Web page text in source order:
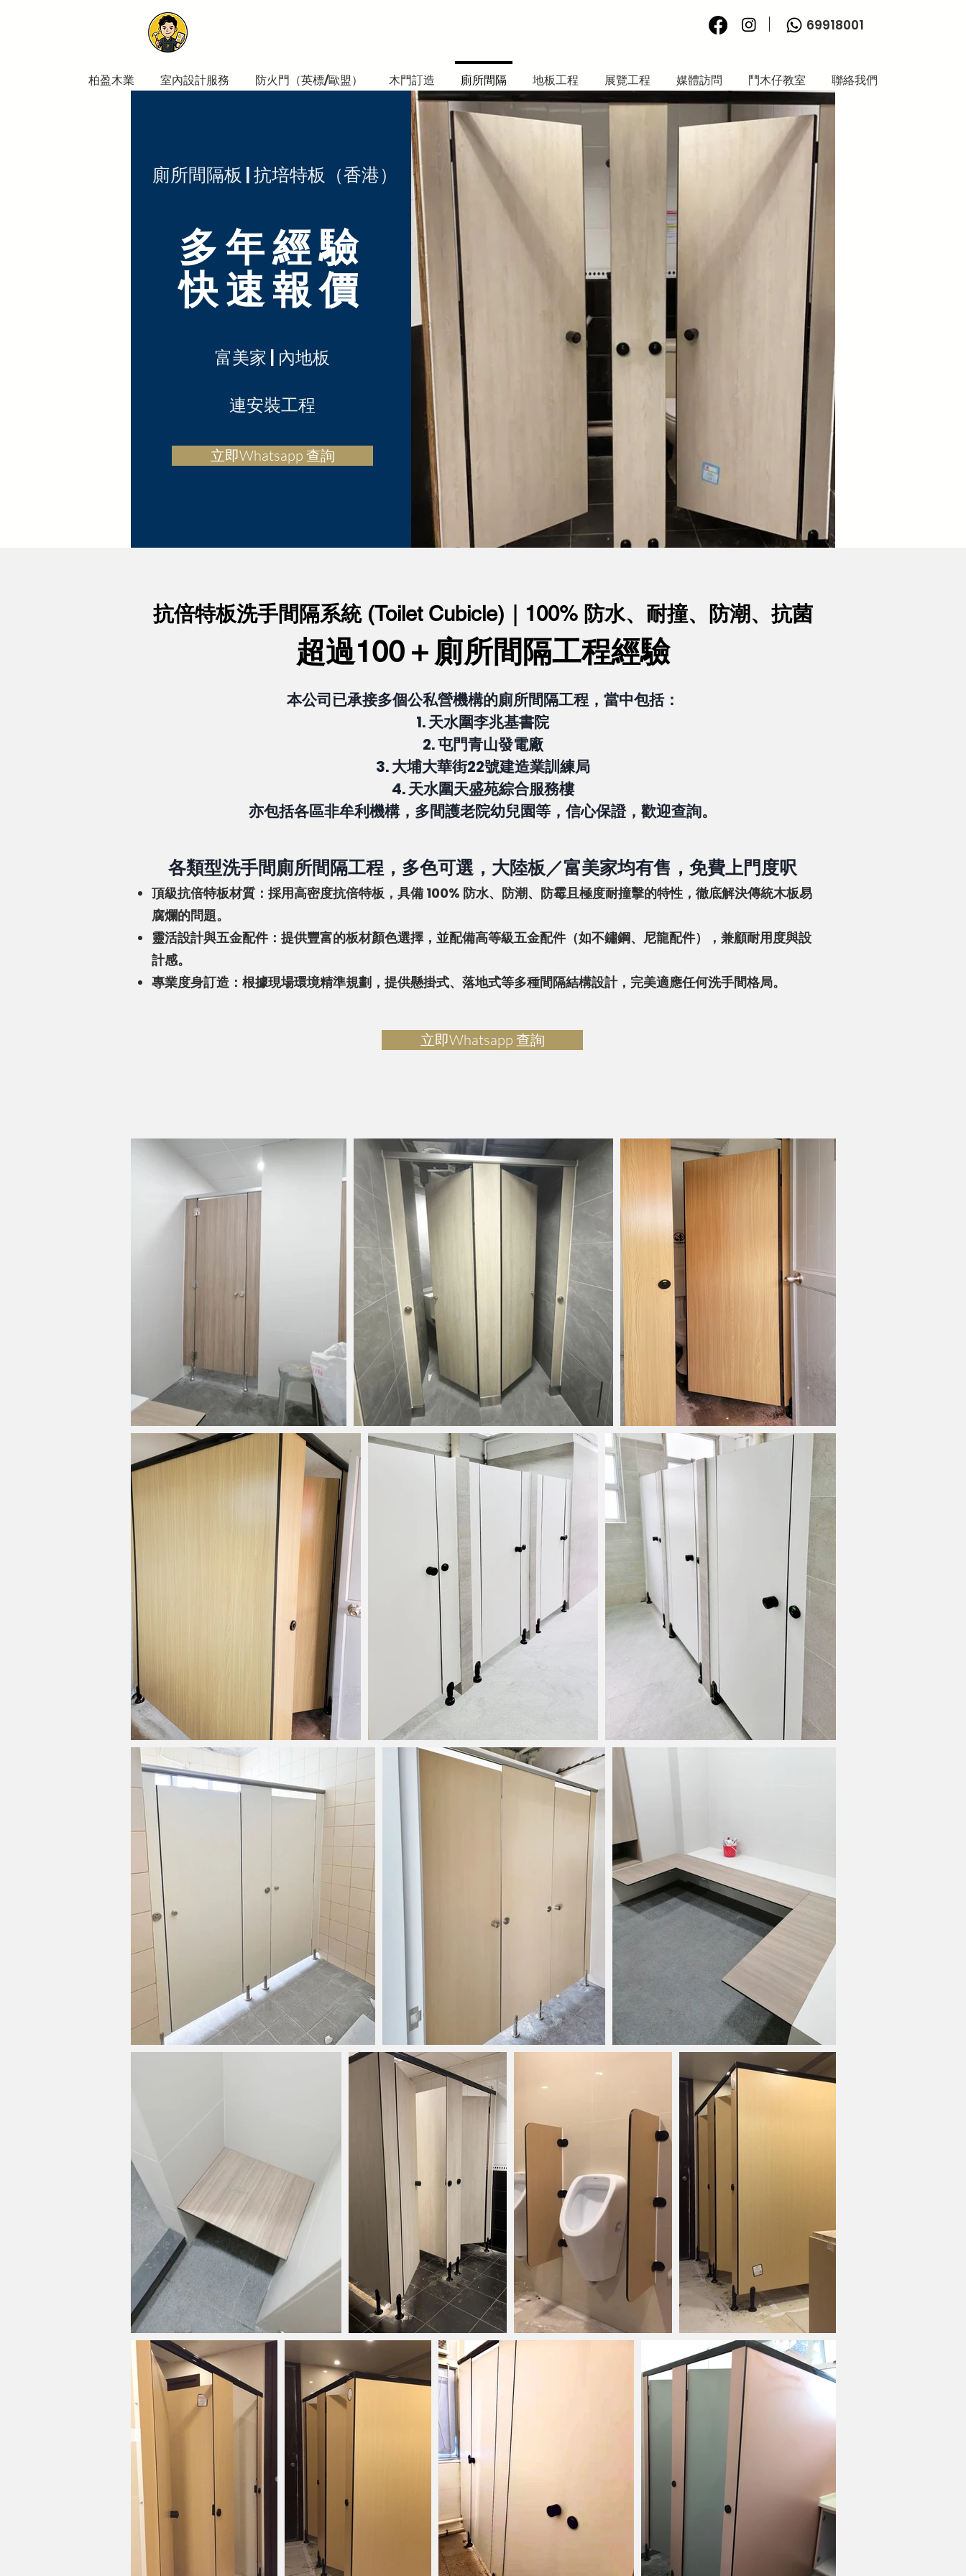
69918001
柏盈木業 室內設計服務 防火門​（英標/歐盟） 木門訂造 廁所間隔 地板工程 展覽工程 媒體訪問 鬥木仔教室 聯絡我們
廁所間隔板 | 抗培特板（香港）
富美家 | 內地板​
連安裝工程
立即Whatsapp 查詢
多年經驗
​快速報價
​抗倍特板洗手間隔系統 (Toilet Cubicle)｜100% 防水、耐撞、防潮、抗菌
超過100＋廁所間隔工程經驗
本公司已承接多個公私營機構的廁所間隔工程，當中包括：
1. 天水圍李兆基書院
2. 屯門青山發電廠
3. 大埔大華街22號建造業訓練局
4. 天水圍天盛苑綜合服務樓
亦包括各區非牟利機構，多間護老院幼兒園等，信心保證，歡迎查詢。
各類型洗手間廁所間隔工程，多色可選，大陸板／富美家均有售，免費上門度呎
頂級抗倍特板材質：採用高密度抗倍特板，具備 100% 防水、防潮、防霉且極度耐撞擊的特性，徹底解決傳統木板易
腐爛的問題。
靈活設計與五金配件：提供豐富的板材顏色選擇，並配備高等級五金配件（如不鏽鋼、尼龍配件），兼顧耐用度與設
計感。
專業度身訂造：根據現場環境精準規劃，提供懸掛式、落地式等多種間隔結構設計，完美適應任何洗手間格局。
立即Whatsapp 查詢